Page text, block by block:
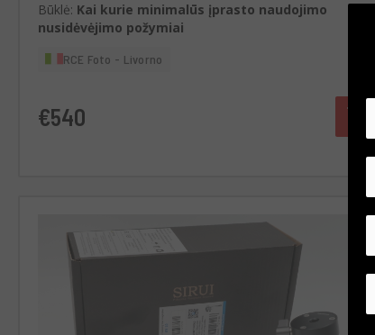
Būklė: Kai kurie minimalūs įprasto naudojimo
nusidėvėjimo požymiai
RCE Foto - Livorno
€540